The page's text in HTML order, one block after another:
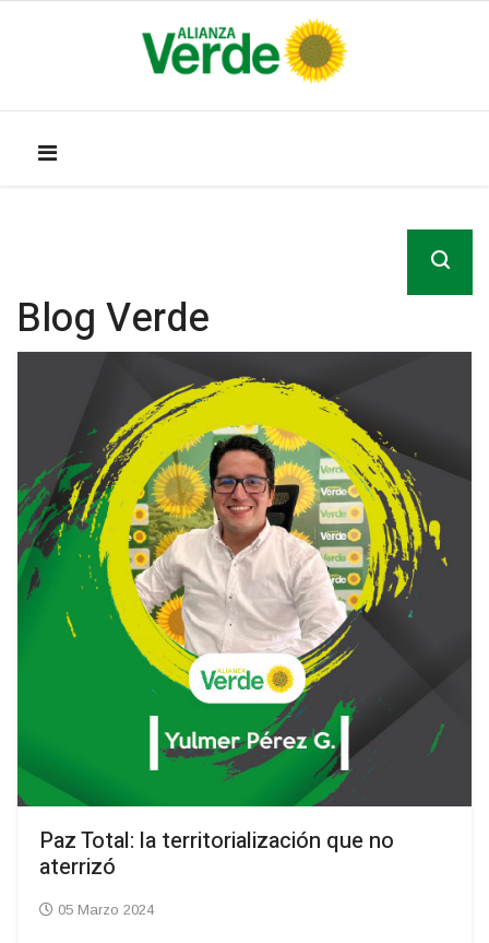
Blog Verde
Paz Total: la territorialización que no
aterrizó
05 Marzo 2024